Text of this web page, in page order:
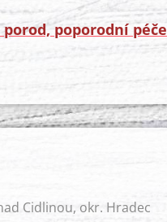
poporodní péče
Cidlinou, okr. Hradec